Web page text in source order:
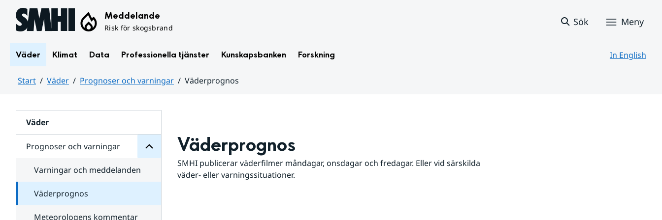
Hoppa till sidans innehåll Meddelande
Risk för skogsbrand
Sök Meny
Väder Klimat Data Professionella tjänster Kunskapsbanken Forskning In English
Start Väder Prognoser och varningar
Väderprognos
Väder
Prognoser och varningar
för
varningar
Varningar och meddelanden
Väderprognos
Meteorologens kommentar
Väderprognos
SMHI publicerar väderfilmer måndagar, onsdagar och fredagar. Eller vid särskilda
väder- eller varningssituationer.